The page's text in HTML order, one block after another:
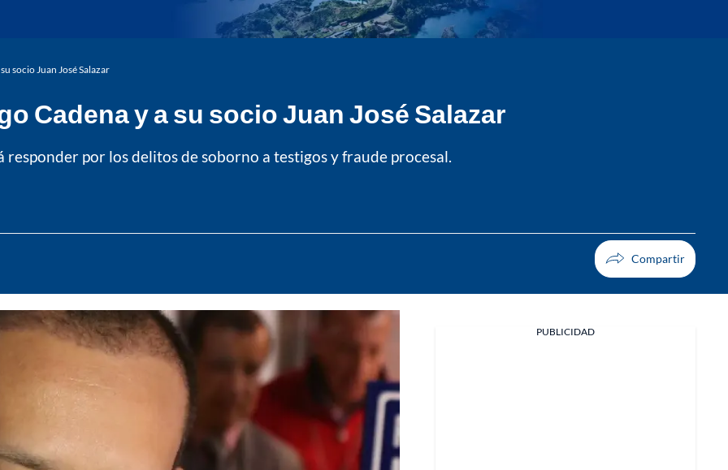
socio Juan José Salazar
Cadena y a su socio Juan José Salazar
por los delitos de soborno a testigos y fraude procesal.
PUBLICIDAD